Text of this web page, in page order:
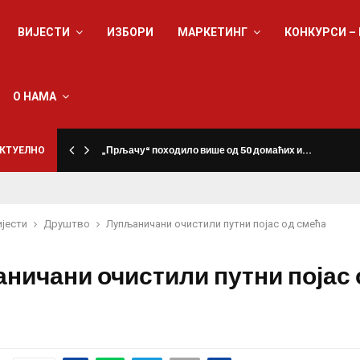
ВИЈЕСТИ ИЗБОРИ МАРКЕТИНГ КОНКУРСИ
О НАМА
„Прљачу“ походило више од 50 домаћих и…
Друштво Лупљаничани очистили путни појас од смећа
очистили путни појас